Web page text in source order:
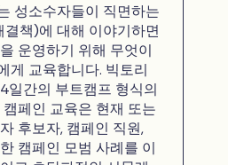
성소수자들이 직면하는
책)에 대해 이야기하면
운영하기 위해 무엇이
게 교육합니다. 빅토리
일간의 부트캠프 형식의
페인 교육은 현재 또는
후보자, 캠페인 직원,
캠페인 모범 사례를 이